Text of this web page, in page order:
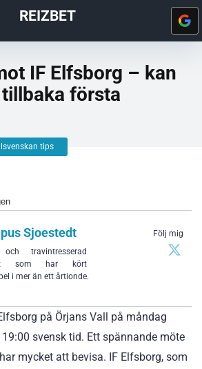
REIZBET
IF Elfsborg – kan
första
tips
Följ mig
Sjoestedt
travintresserad
som har kört
i mer än ett årtionde.
på Örjans Vall på måndag
svensk tid. Ett spännande möte
mycket att bevisa. IF Elfsborg, som